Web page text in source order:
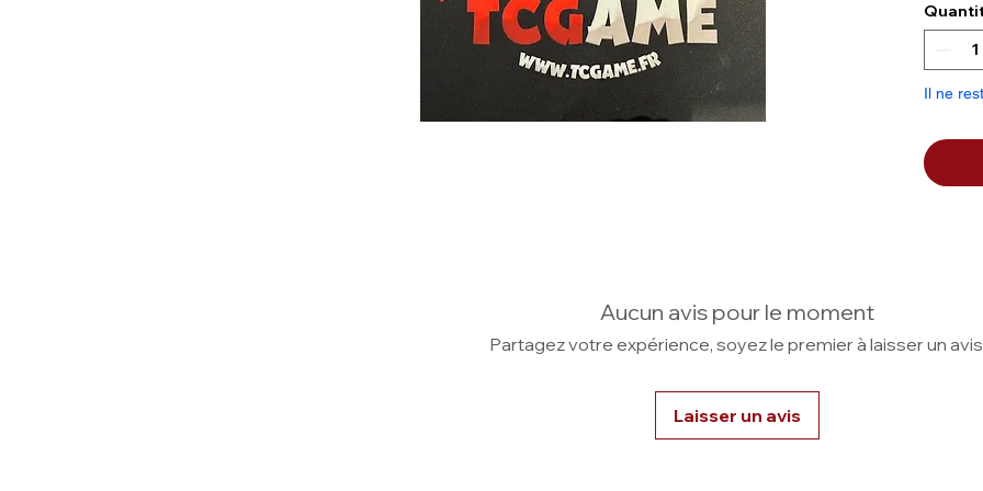
Vous
L'item
Il ne
Aucun avis pour le moment
Partagez votre expérience, soyez le premier à laisser un
Laisser un avis